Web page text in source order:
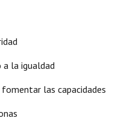
a la igualdad
las capacidades